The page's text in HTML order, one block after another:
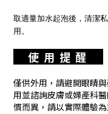
取適量加水起泡後，清潔
用。
使 用 提 醒
僅供外用，請避開眼睛
用並諮詢皮膚或婦產科
慣而異，請以實際體驗為